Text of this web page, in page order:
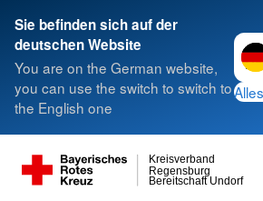
Sie befinden sich auf der
deutschen Website
You are on the German website,
you can use the switch to switch to
the English one
Bereitschaft Undorf
Regensburg
Kreisverband